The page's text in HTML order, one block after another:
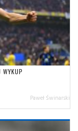
Paweł Świnarski